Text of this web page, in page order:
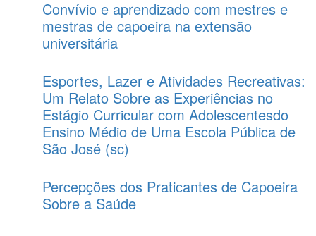
Convívio e aprendizado com mestres e
mestras de capoeira na extensão
universitária
Esportes, Lazer e Atividades Recreativas:
Um Relato Sobre as Experiências no
Estágio Curricular com Adolescentesdo
Ensino Médio de Uma Escola Pública de
São José (sc)
Percepções dos Praticantes de Capoeira
Sobre a Saúde